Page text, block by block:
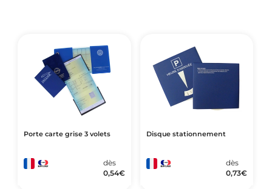
Porte carte grise 3 volets
dès
0,54€
Disque stationnement
dès
0,73€